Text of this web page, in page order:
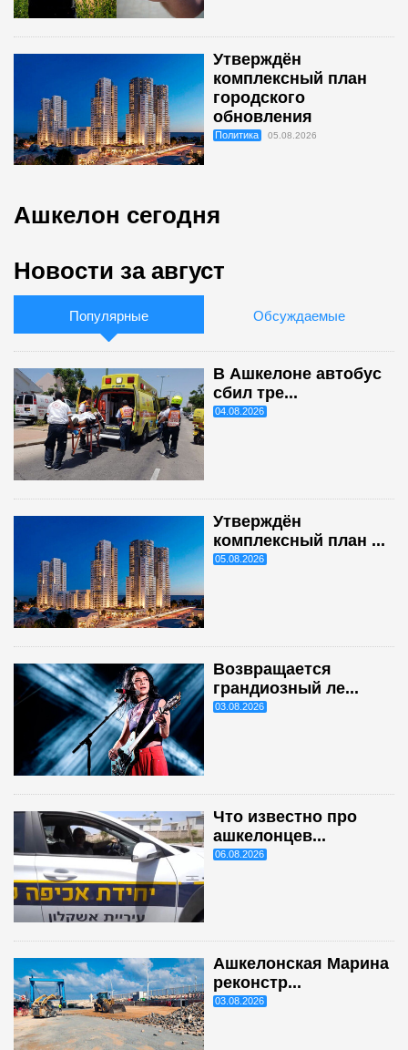
Утверждён
комплексный план
городского
обновления
Политика 05.08.2026
Ашкелон сегодня
Новости за август
Популярные Обсуждаемые
В Ашкелоне автобус
сбил тре...
04.08.2026
Утверждён
комплексный план ...
05.08.2026
Возвращается
грандиозный ле...
03.08.2026
Что известно про
ашкелонцев...
06.08.2026
Ашкелонская Марина
реконстр...
03.08.2026